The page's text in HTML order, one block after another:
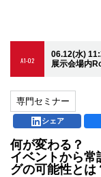
A1-02
06.12(水)
展示会場内
専門セミナー
シェア
何が変わる？
イベントから常
グの可能性とは